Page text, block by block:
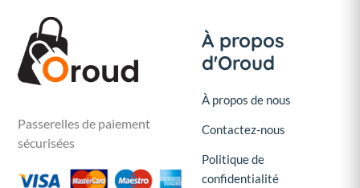
Passerelles de paiement
sécurisées
À propos
d'Oroud
À propos de nous
Contactez-nous
Politique de
confidentialité